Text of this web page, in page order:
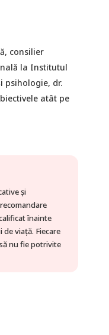
consilier
la Institutul
psihologie, dr.
atât pe
și
înainte
viață. Fiecare
nu fie potrivite